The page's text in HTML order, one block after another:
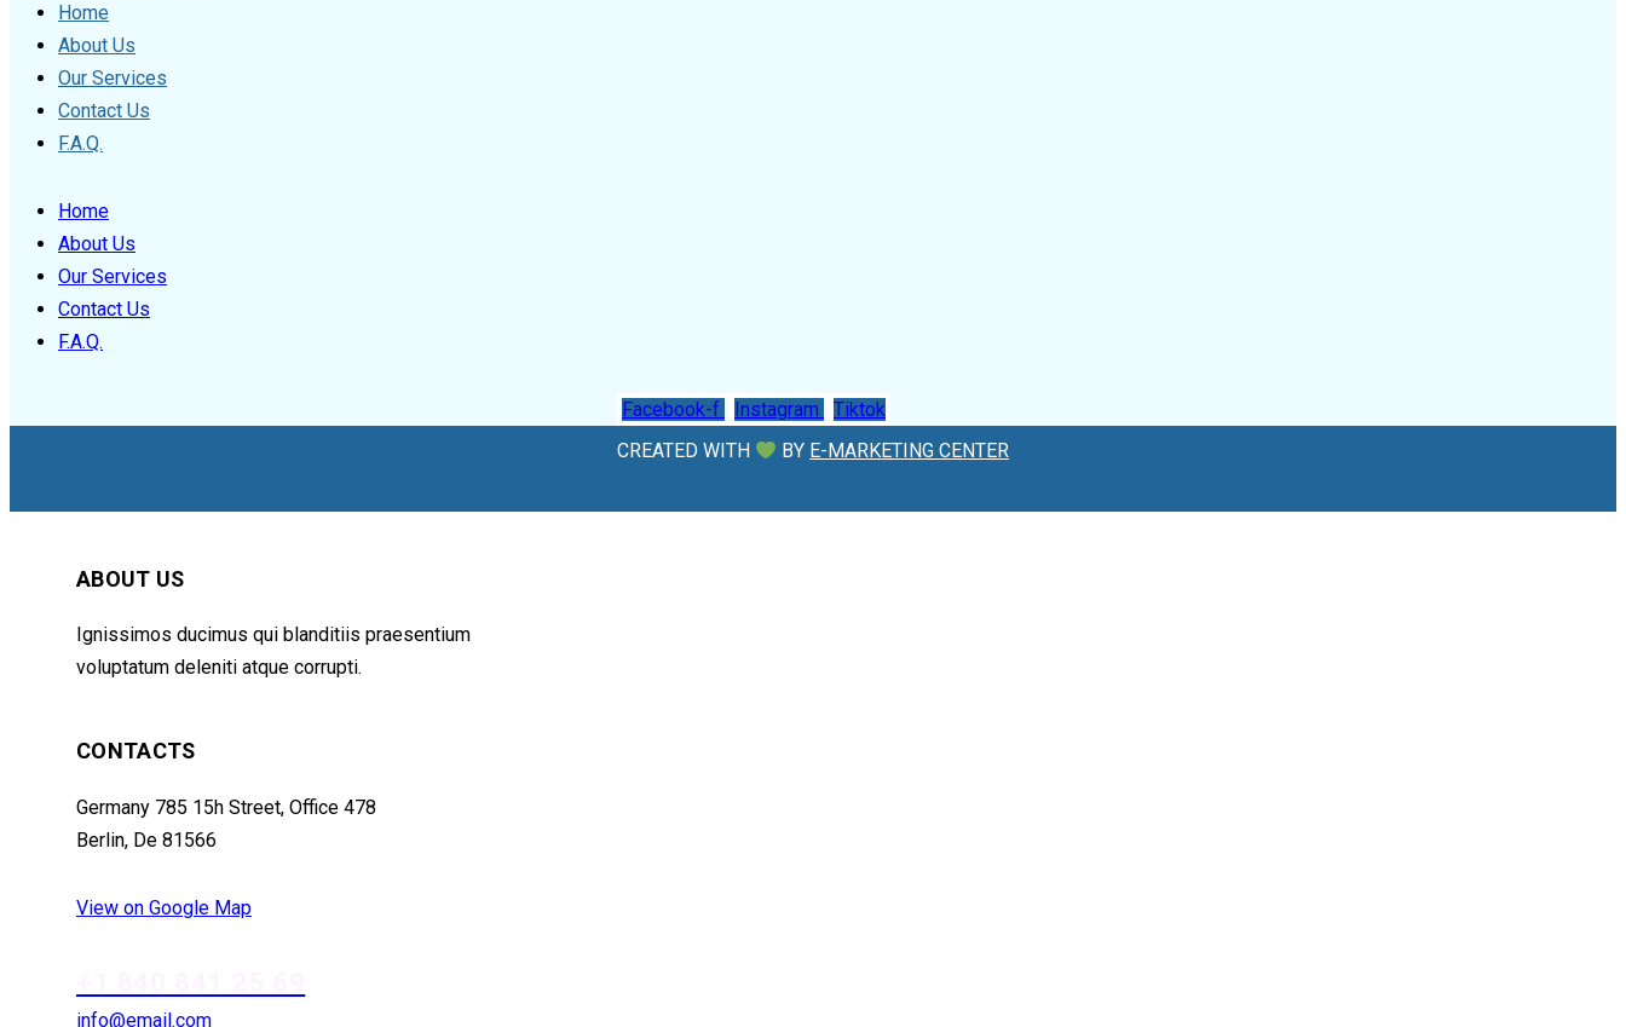
Home
About Us
Our Services
Contact Us
F.A.Q.
Home
About Us
Our Services
Contact Us
F.A.Q.
Facebook-f Instagram
Tiktok
CREATED WITH
BY E-MARKETING CENTER
ABOUT US
Ignissimos ducimus qui blanditiis praesentium
voluptatum deleniti atque corrupti.
CONTACTS
Germany 785 15h Street, Office 478
Berlin, De 81566
View on Google Map
info@email.com